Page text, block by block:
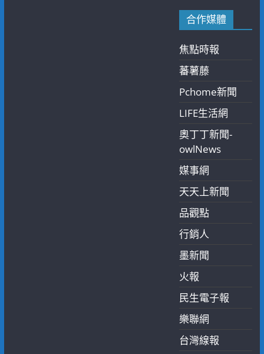
合作媒體
焦點時報
蕃薯藤
Pchome新聞
LIFE生活網
奧丁丁新聞-
owlNews
媒事網
天天上新聞
品觀點
行銷人
墨新聞
火報
民生電子報
樂聯網
台灣線報